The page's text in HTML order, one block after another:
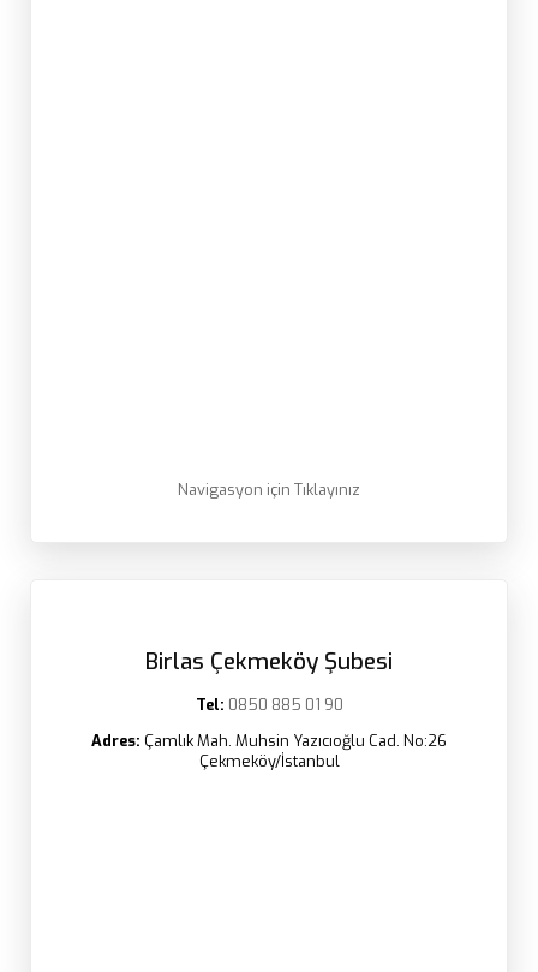
Navigasyon için Tıklayınız
Birlas Çekmeköy Şubesi
Tel: 0850 885 01 90
Adres: Çamlık Mah. Muhsin Yazıcıoğlu Cad. No:26
Çekmeköy/İstanbul